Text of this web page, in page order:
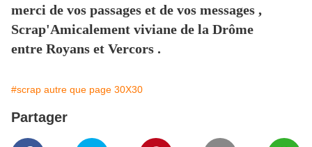
merci de vos passages et de vos messages ,
Scrap'Amicalement viviane de la Drôme
entre Royans et Vercors .
#scrap autre que page 30X30
Partager